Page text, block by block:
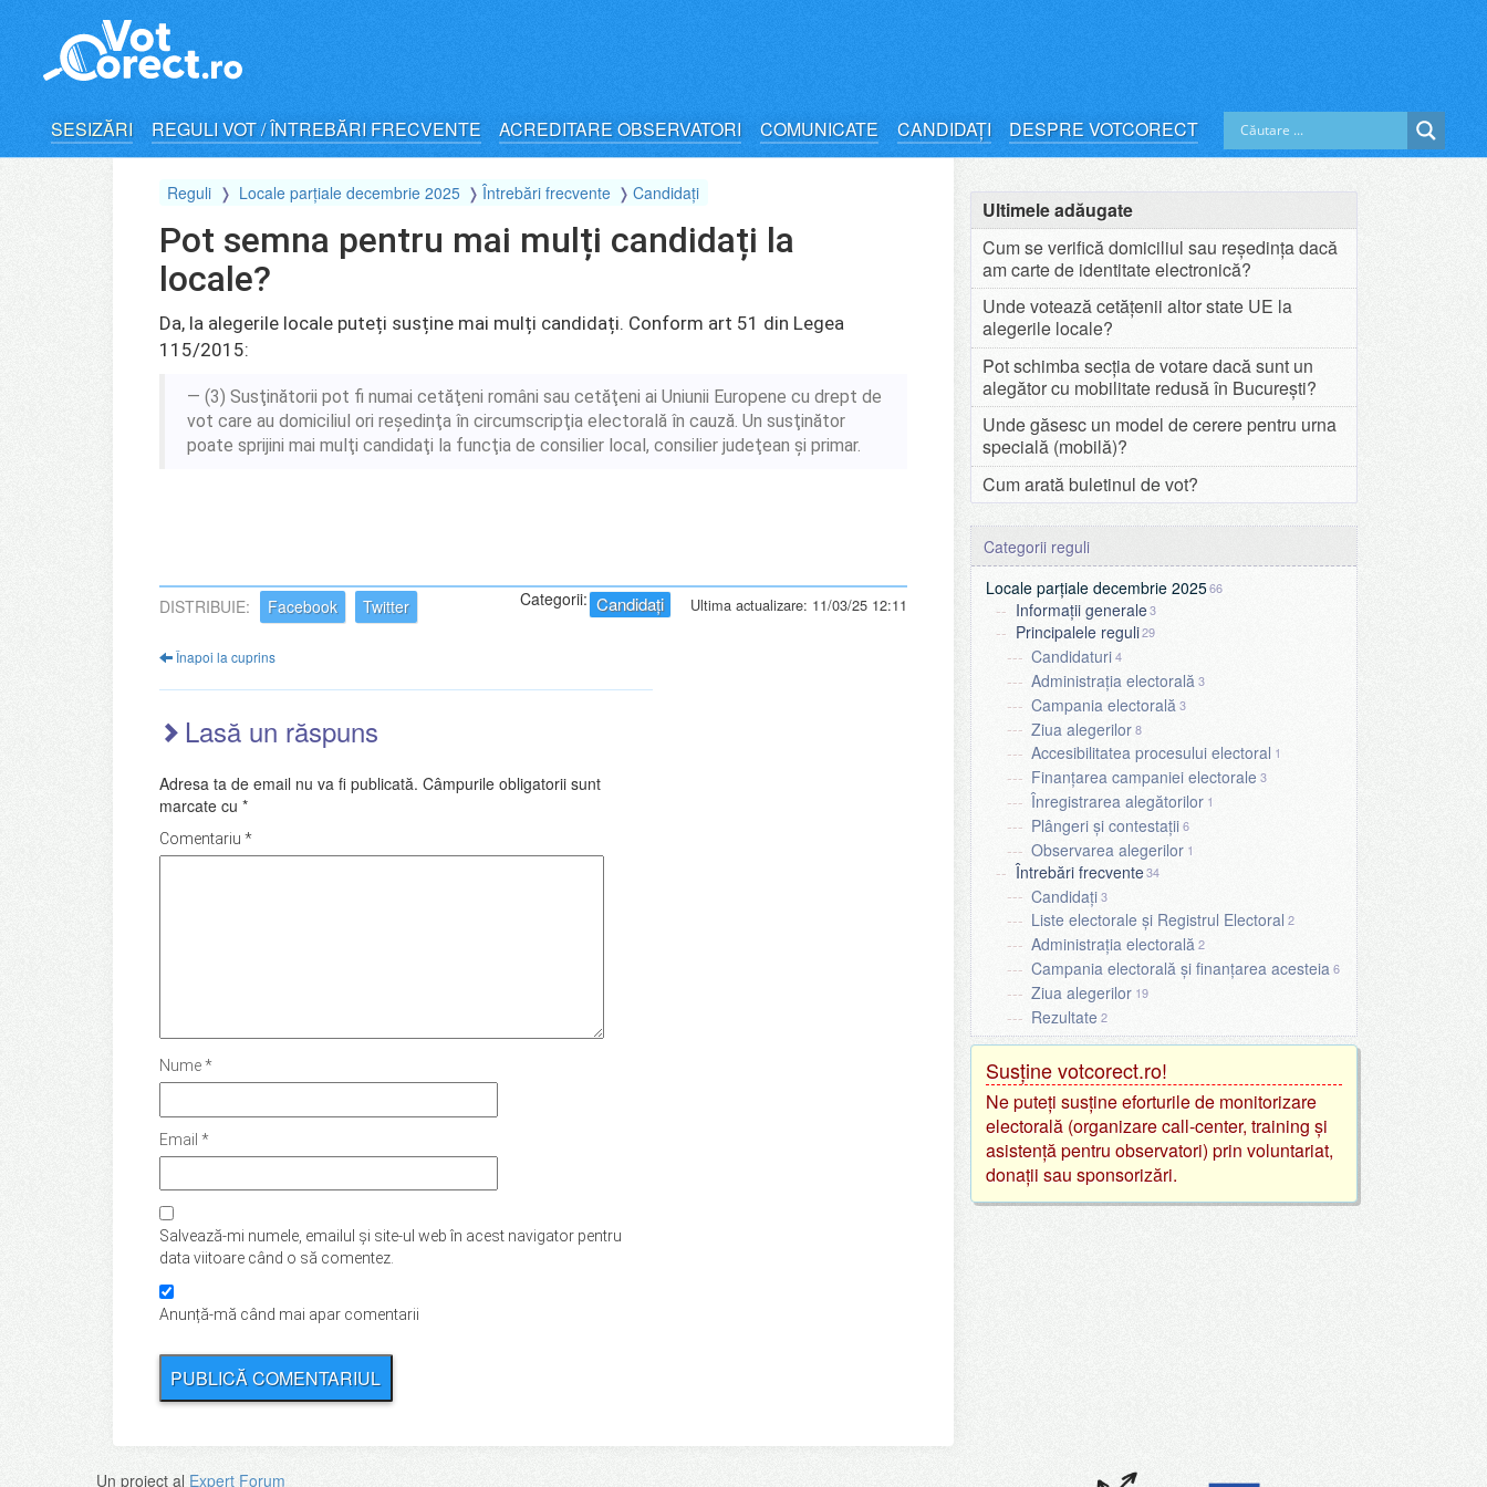
SESIZĂRI REGULI VOT / ÎNTREBĂRI FRECVENTE ACREDITARE OBSERVATORI COMUNICATE CANDIDAȚI DESPRE VOTCORECT
Reguli Locale parțiale decembrie 2025 Întrebări frecvente Candidați
Pot semna pentru mai mulți candidați la
locale?
Da, la alegerile locale puteți susține mai mulți candidați. Conform art 51 din Legea
115/2015:
(3) Susţinătorii pot fi numai cetăţeni români sau cetăţeni ai Uniunii Europene cu drept de
vot care au domiciliul ori reşedinţa în circumscripţia electorală în cauză. Un susţinător
poate sprijini mai mulţi candidaţi la funcţia de consilier local, consilier judeţean şi primar.
Ultima actualizare: 11/03/25 12:11
Candidați
Categorii:
DISTRIBUIE: Facebook Twitter
Înapoi la cuprins
Lasă un răspuns
Adresa ta de email nu va fi publicată. Câmpurile obligatorii sunt
marcate cu *
Comentariu *
Nume*
Email *
Salvează-mi numele, emailul și site-ul web în acest navigator pentru
data viitoare când o să comentez.
Anunță-mă când mai apar comentarii
Ultimele adăugate
Cum se verifică domiciliul sau reședința dacă
am carte de identitate electronică?
Unde votează cetățenii altor state UE la
alegerile locale?
Pot schimba secția de votare dacă sunt un
alegător cu mobilitate redusă în București?
Unde găsesc un model de cerere pentru urna
specială (mobilă)?
Cum arată buletinul de vot?
Locale parțiale decembrie 202566
Informații generale3
Principalele reguli29
Candidaturi4
Administrația electorală 3
Campania electorală 3
Ziua alegerilor8
Accesibilitatea procesului electoral 1
Finanțarea campaniei electorale 3
Înregistrarea alegătorilor 1
Plângeri și contestații6
Observarea alegerilor 1
Întrebări frecvente34
Candidați3
Liste electorale și Registrul Electoral 2
Administrația electorală2
Campania electorală și finanțarea acesteia 6
Ziua alegerilor 19
Rezultate 2
Susține votcorect.ro!
Ne puteți susține eforturile de monitorizare
electorală (organizare call-center, training și
asistență pentru observatori) prin voluntariat,
donații sau sponsorizări.
Un proiect al Expert Forum